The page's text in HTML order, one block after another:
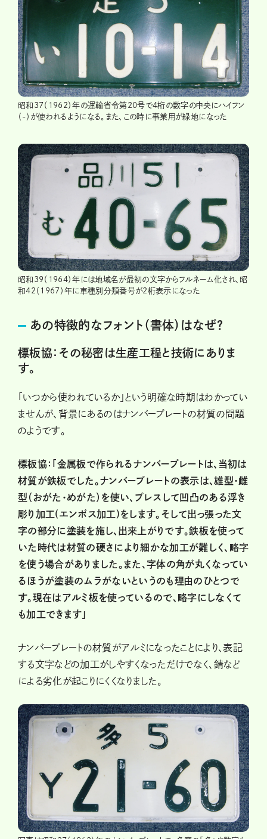
昭和37（1962）年の運輸省令第20号で4桁の数字の中央にハイフン
（-）が使われるようになる。また、この時に事業用が緑地になった
昭和39（1964）年には地域名が最初の文字からフルネーム化され、昭
和42（1967）年に車種別分類番号が2桁表示になった
あの特徴的なフォント（書体）はなぜ？
標板協：その秘密は生産工程と技術にありま
す。
「いつから使われているか」という明確な時期はわかってい
ませんが、背景にあるのはナンバープレートの材質の問題
のようです。
標板協：「金属板で作られるナンバープレートは、当初は
材質が鉄板でした。ナンバープレートの表示は、雄型・雌
型（おがた・めがた）を使い、プレスして凹凸のある浮き
彫り加工(エンボス加工)をします。そして出っ張った文
字の部分に塗装を施し、出来上がりです。鉄板を使って
いた時代は材質の硬さにより細かな加工が難しく、略字
を使う場合がありました。また、字体の角が丸くなってい
るほうが塗装のムラがないというのも理由のひとつで
す。現在はアルミ板を使っているので、略字にしなくて
も加工できます」
ナンバープレートの材質がアルミになったことにより、表記
する文字などの加工がしやすくなっただけでなく、錆など
による劣化が起こりにくくなりました。